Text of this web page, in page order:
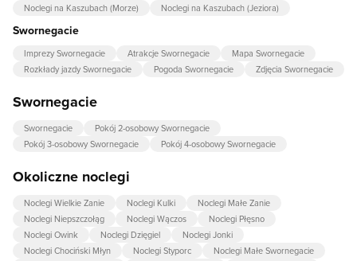
Noclegi na Kaszubach (Morze)
Noclegi na Kaszubach (Jeziora)
Swornegacie
Imprezy Swornegacie Atrakcje Swornegacie
Mapa Swornegacie
Rozkłady jazdy Swornegacie
Pogoda Swornegacie Zdjęcia Swornegacie
Swornegacie
Swornegacie
Pokój 2-osobowy Swornegacie
Pokój 3-osobowy Swornegacie
Pokój 4-osobowy Swornegacie
Okoliczne noclegi
Noclegi Wielkie Zanie Noclegi Kulki
Noclegi Małe Zanie
Noclegi Niepszczołąg
Noclegi Wączos
Noclegi Płęsno
Noclegi Owink
Noclegi Dzięgiel
Noclegi Jonki
Noclegi Chociński Młyn
Noclegi Styporc
Noclegi Małe Swornegacie